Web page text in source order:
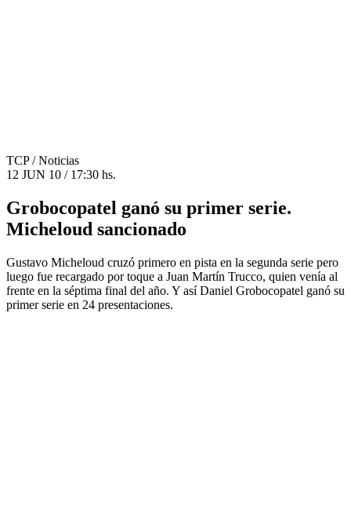
TCP/ Noticias
12 JUN 10 / 17:30 hs.
Grobocopatel ganó su primer serie.
Micheloud sancionado
Gustavo Micheloud cruzó primero en pista en la segunda serie pero
luego fue recargado por toque a Juan Martín Trucco, quien venía al
frente en la séptima final del año. Y así Daniel Grobocopatel ganó su
primer serie en 24 presentaciones.